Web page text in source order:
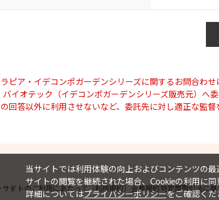
ピア・イデコンポガーデンシリーズに関するお問合わ
バイオテック（イデコンポガーデンシリーズ販売元）へ
回答以外に利用させないなど、委託先に対し適正な監督
サイトのご利用にあたって（利用規約） 会員規約 特定商取引法に
当サイトでは利用体験の向上およびコンテンツの
サイトの閲覧を継続された場合、Cookieの利用に同
詳細についてはプライバシーポリシーをご確認くだ